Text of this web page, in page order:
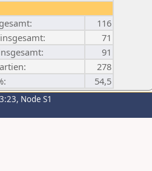
116
71
91
278
54,5
Node S1